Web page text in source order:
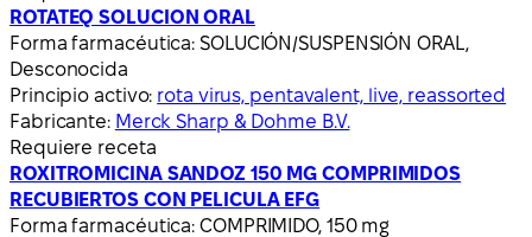
ROTATEQ SOLUCION ORAL
Forma farmacéutica: SOLUCIÓN/SUSPENSIÓN ORAL,
Desconocida
Principio activo: rota virus, pentavalent, live, reassorted
Fabricante: Merck Sharp & Dohme B.V.
Requiere receta
ROXITROMICINA SANDOZ 150 MG COMPRIMIDOS
RECUBIERTOS CON PELICULA EFG
Forma farmacéutica: COMPRIMIDO, 150 mg